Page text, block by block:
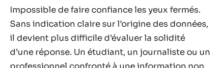
Impossible de faire confiance les yeux fermés.
Sans indication claire sur l’origine des données,
il devient plus difficile d’évaluer la solidité
d’une réponse. Un étudiant, un journaliste ou un